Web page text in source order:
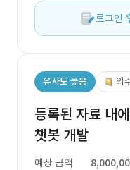
로그인
유사도 높음 외
등록된 자료 내
챗봇 개발
예상 금액